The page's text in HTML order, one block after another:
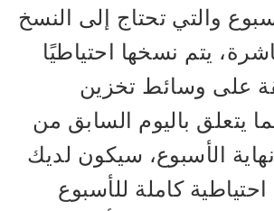
والتي تحتاج إلى النسخ
يتم نسخها احتياطيًا
على وسائط تخزين
يتعلق باليوم السابق من
الأسبوع، سيكون لديك
كاملة للأسبوع